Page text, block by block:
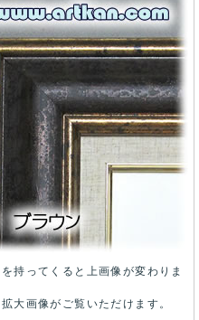
持ってくると上画像が変わりま
大画像がご覧いただけます。